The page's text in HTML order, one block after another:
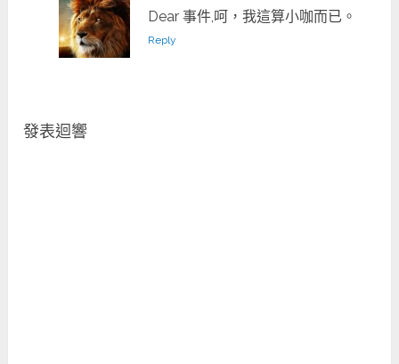
Dear 事件,呵，我這算小咖而已。
Reply
發表迴響